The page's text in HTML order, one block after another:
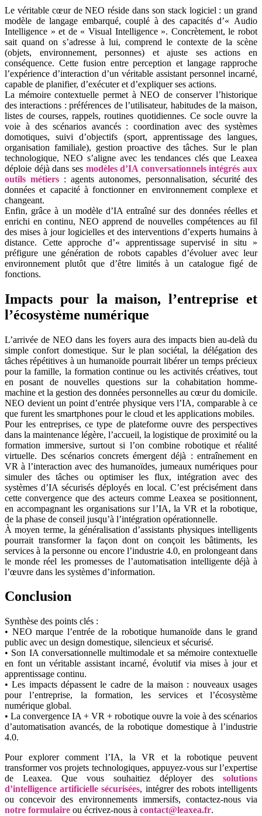
Le véritable cœur de NEO réside dans son stack logiciel : un grand
modèle de langage embarqué, couplé à des capacités d’« Audio
Intelligence » et de « Visual Intelligence ». Concrètement, le robot
sait quand on s’adresse à lui, comprend le contexte de la scène
(objets, environnement, personnes) et ajuste ses actions en
conséquence. Cette fusion entre perception et langage rapproche
l’expérience d’interaction d’un véritable assistant personnel incarné,
capable de planifier, d’exécuter et d’expliquer ses actions.
La mémoire contextuelle permet à NEO de conserver l’historique
des interactions : préférences de l’utilisateur, habitudes de la maison,
listes de courses, rappels, routines quotidiennes. Ce socle ouvre la
voie à des scénarios avancés : coordination avec des systèmes
domotiques, suivi d’objectifs (sport, apprentissage des langues,
organisation familiale), gestion proactive des tâches. Sur le plan
technologique, NEO s’aligne avec les tendances clés que Leaxea
déploie déjà dans ses modèles d’IA conversationnels intégrés aux
outils métiers : agents autonomes, personnalisation, sécurité des
données et capacité à fonctionner en environnement complexe et
changeant.
Enfin, grâce à un modèle d’IA entraîné sur des données réelles et
enrichi en continu, NEO apprend de nouvelles compétences au fil
des mises à jour logicielles et des interventions d’experts humains à
distance. Cette approche d’« apprentissage supervisé in situ »
préfigure une génération de robots capables d’évoluer avec leur
environnement plutôt que d’être limités à un catalogue figé de
fonctions.
Impacts pour la maison, l’entreprise et
l’écosystème numérique
L’arrivée de NEO dans les foyers aura des impacts bien au-delà du
simple confort domestique. Sur le plan sociétal, la délégation des
tâches répétitives à un humanoïde pourrait libérer un temps précieux
pour la famille, la formation continue ou les activités créatives, tout
en posant de nouvelles questions sur la cohabitation homme-
machine et la gestion des données personnelles au cœur du domicile.
NEO devient un point d’entrée physique vers l’IA, comparable à ce
que furent les smartphones pour le cloud et les applications mobiles.
Pour les entreprises, ce type de plateforme ouvre des perspectives
dans la maintenance légère, l’accueil, la logistique de proximité ou la
formation immersive, surtout si l’on combine robotique et réalité
virtuelle. Des scénarios concrets émergent déjà : entraînement en
VR à l’interaction avec des humanoïdes, jumeaux numériques pour
simuler des tâches ou optimiser les flux, intégration avec des
systèmes d’IA sécurisés déployés en local. C’est précisément dans
cette convergence que des acteurs comme Leaxea se positionnent,
en accompagnant les organisations sur l’IA, la VR et la robotique,
de la phase de conseil jusqu’à l’intégration opérationnelle.
À moyen terme, la généralisation d’assistants physiques intelligents
pourrait transformer la façon dont on conçoit les bâtiments, les
services à la personne ou encore l’industrie 4.0, en prolongeant dans
le monde réel les promesses de l’automatisation intelligente déjà à
l’œuvre dans les systèmes d’information.
Conclusion
Synthèse des points clés :
• NEO marque l’entrée de la robotique humanoïde dans le grand
public avec un design domestique, silencieux et sécurisé.
• Son IA conversationnelle multimodale et sa mémoire contextuelle
en font un véritable assistant incarné, évolutif via mises à jour et
apprentissage continu.
• Les impacts dépassent le cadre de la maison : nouveaux usages
pour l’entreprise, la formation, les services et l’écosystème
numérique global.
• La convergence IA + VR + robotique ouvre la voie à des scénarios
d’automatisation avancés, de la robotique domestique à l’industrie
4.0.
Pour explorer comment l’IA, la VR et la robotique peuvent
transformer vos projets technologiques, appuyez-vous sur l’expertise
de Leaxea. Que vous souhaitiez déployer des solutions
d’intelligence artificielle sécurisées, intégrer des robots intelligents
ou concevoir des environnements immersifs, contactez-nous via
notre formulaire ou écrivez-nous à contact@leaxea.fr.